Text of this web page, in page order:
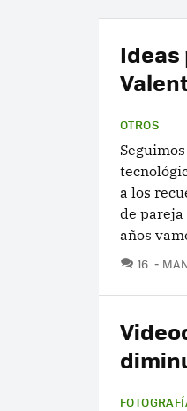
Ideas
OTROS
a los
de pareja
años
16